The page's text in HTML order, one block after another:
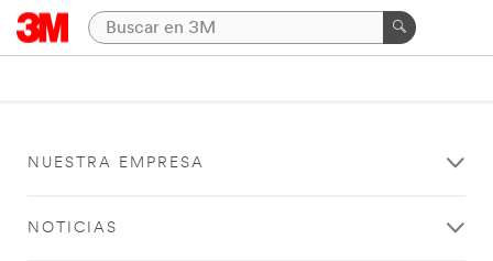
NUESTRA EMPRESA
NOTICIAS